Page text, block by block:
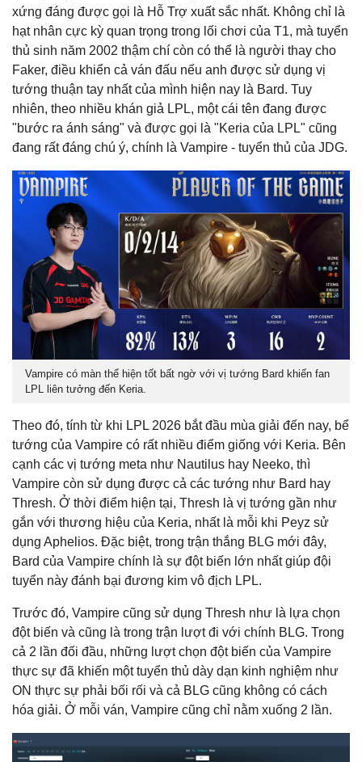
xứng đáng được gọi là Hỗ Trợ xuất sắc nhất. Không chỉ là
hạt nhân cực kỳ quan trọng trong lối chơi của T1, mà tuyển
thủ sinh năm 2002 thậm chí còn có thể là người thay cho
Faker, điều khiển cả ván đấu nếu anh được sử dụng vị
tướng thuận tay nhất của mình hiện nay là Bard. Tuy
nhiên, theo nhiều khán giả LPL, một cái tên đang được
"bước ra ánh sáng" và được gọi là "Keria của LPL" cũng
đang rất đáng chú ý, chính là Vampire - tuyển thủ của JDG.
Vampire có màn thể hiện tốt bất ngờ với vị tướng Bard khiến fan
LPL liên tưởng đến Keria.
Theo đó, tính từ khi LPL 2026 bắt đầu mùa giải đến nay, bể
tướng của Vampire có rất nhiều điểm giống với Keria. Bên
cạnh các vị tướng meta như Nautilus hay Neeko, thì
Vampire còn sử dụng được cả các tướng như Bard hay
Thresh. Ở thời điểm hiện tại, Thresh là vị tướng gần như
gắn với thương hiệu của Keria, nhất là mỗi khi Peyz sử
dụng Aphelios. Đặc biệt, trong trận thắng BLG mới đây,
Bard của Vampire chính là sự đột biến lớn nhất giúp đội
tuyển này đánh bại đương kim vô địch LPL.
Trước đó, Vampire cũng sử dụng Thresh như là lựa chọn
đột biến và cũng là trong trận lượt đi với chính BLG. Trong
cả 2 lần đối đầu, những lượt chọn đột biến của Vampire
thực sự đã khiến một tuyển thủ dày dạn kinh nghiệm như
ON thực sự phải bối rối và cả BLG cũng không có cách
hóa giải. Ở mỗi ván, Vampire cũng chỉ nằm xuống 2 lần.